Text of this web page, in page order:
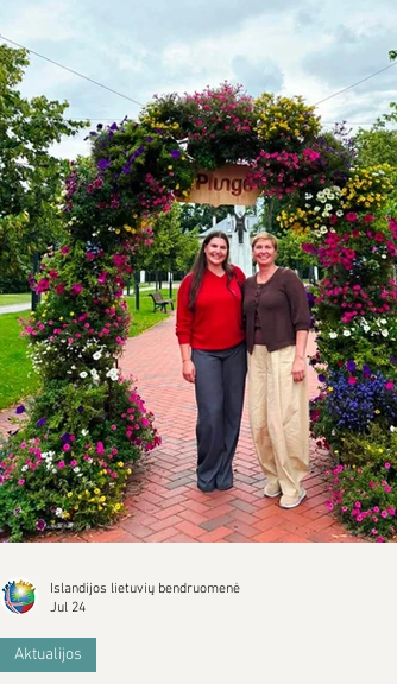
Aktualijos
Islandijos lietuvių bendruomenė
Jul 24